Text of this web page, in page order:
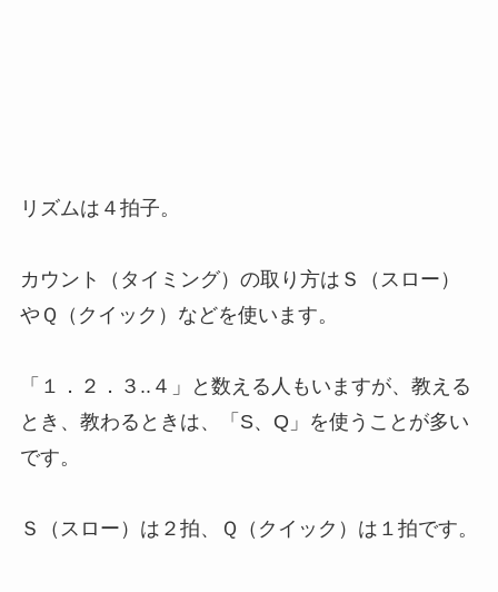
リズムは４拍子。
カウント（タイミング）の取り方はＳ（スロー）
やＱ（クイック）などを使います。
「１．２．３..４」と数える人もいますが、教える
とき、教わるときは、「S、Q」を使うことが多い
です。
Ｓ（スロー）は２拍、Ｑ（クイック）は１拍です。